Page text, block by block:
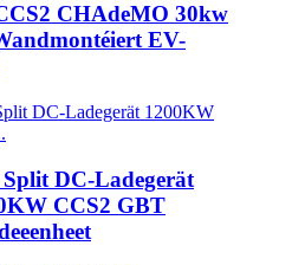
CHAdeMO 30kw
EV-
DC-Ladegerät
CCS2 GBT